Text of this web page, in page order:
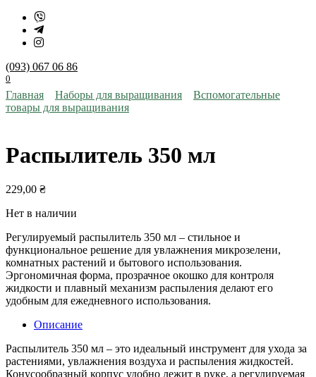
(093) 067 06 86
0
Главная Наборы для выращивания
Вспомогательные
товары для выращивания
Распылитель 350 мл
229,00 ₴
Нет в наличии
Регулируемый распылитель 350 мл – стильное и
функциональное решение для увлажнения микрозелени,
комнатных растений и бытового использования.
Эргономичная форма, прозрачное окошко для контроля
жидкости и плавный механизм распыления делают его
удобным для ежедневного использования.
Описание
Распылитель 350 мл – это идеальный инструмент для ухода за
растениями, увлажнения воздуха и распыления жидкостей.
Конусообразный корпус удобно лежит в руке, а регулируемая